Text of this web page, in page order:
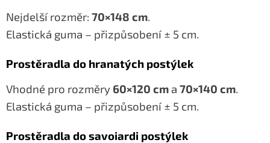
Nejdelší rozměr: 70×148 cm.
Elastická guma – přizpůsobení ± 5 cm.
Prostěradla do hranatých postýlek
Vhodné pro rozměry 60×120 cm a 70×140 cm.
Elastická guma – přizpůsobení ± 5 cm.
Prostěradla do savoiardi postýlek